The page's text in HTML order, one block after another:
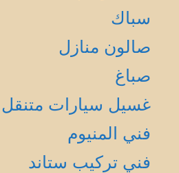
سباك
صالون منازل
صباغ
غسيل سيارات متنقل
فني المنيوم
فني تركيب ستاند